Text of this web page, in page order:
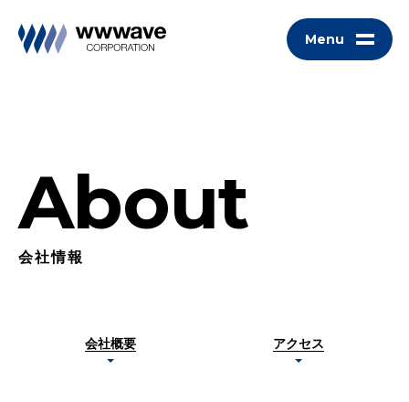
Menu
About
会社情報
会社概要 アクセス